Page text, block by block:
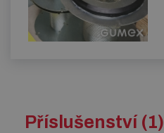
Příslušenství (1)